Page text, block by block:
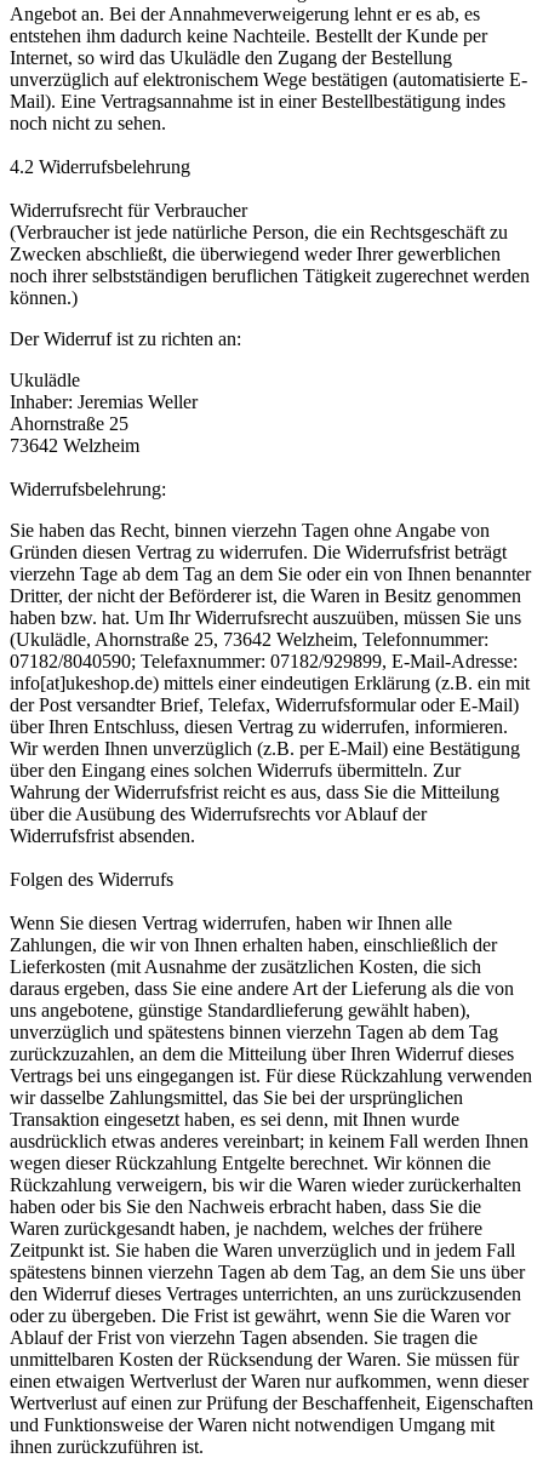
Angebot an. Bei der Annahmeverweigerung lehnt er es ab, es
entstehen ihm dadurch keine Nachteile. Bestellt der Kunde per
Internet, so wird das Ukulädle den Zugang der Bestellung
unverzüglich auf elektronischem Wege bestätigen (automatisierte E-
Mail). Eine Vertragsannahme ist in einer Bestellbestätigung indes
noch nicht zu sehen.
4.2 Widerrufsbelehrung
Widerrufsrecht für Verbraucher
(Verbraucher ist jede natürliche Person, die ein Rechtsgeschäft zu
Zwecken abschließt, die überwiegend weder Ihrer gewerblichen
noch ihrer selbstständigen beruflichen Tätigkeit zugerechnet werden
können.)
Der Widerruf ist zu richten an:
Ukulädle
Inhaber: Jeremias Weller
Ahornstraße 25
73642 Welzheim
Widerrufsbelehrung:
Sie haben das Recht, binnen vierzehn Tagen ohne Angabe von
Gründen diesen Vertrag zu widerrufen. Die Widerrufsfrist beträgt
vierzehn Tage ab dem Tag an dem Sie oder ein von Ihnen benannter
Dritter, der nicht der Beförderer ist, die Waren in Besitz genommen
haben bzw. hat. Um Ihr Widerrufsrecht auszuüben, müssen Sie uns
(Ukulädle, Ahornstraße 25, 73642 Welzheim, Telefonnummer:
07182/8040590; Telefaxnummer: 07182/929899, E-Mail-Adresse:
info[at]ukeshop.de) mittels einer eindeutigen Erklärung (z.B. ein mit
der Post versandter Brief, Telefax, Widerrufsformular oder E-Mail)
über Ihren Entschluss, diesen Vertrag zu widerrufen, informieren.
Wir werden Ihnen unverzüglich (z.B. per E-Mail) eine Bestätigung
über den Eingang eines solchen Widerrufs übermitteln. Zur
Wahrung der Widerrufsfrist reicht es aus, dass Sie die Mitteilung
über die Ausübung des Widerrufsrechts vor Ablauf der
Widerrufsfrist absenden.
Folgen des Widerrufs
Wenn Sie diesen Vertrag widerrufen, haben wir Ihnen alle
Zahlungen, die wir von Ihnen erhalten haben, einschließlich der
Lieferkosten (mit Ausnahme der zusätzlichen Kosten, die sich
daraus ergeben, dass Sie eine andere Art der Lieferung als die von
uns angebotene, günstige Standardlieferung gewählt haben),
unverzüglich und spätestens binnen vierzehn Tagen ab dem Tag
zurückzuzahlen, an dem die Mitteilung über Ihren Widerruf dieses
Vertrags bei uns eingegangen ist. Für diese Rückzahlung verwenden
wir dasselbe Zahlungsmittel, das Sie bei der ursprünglichen
Transaktion eingesetzt haben, es sei denn, mit Ihnen wurde
ausdrücklich etwas anderes vereinbart; in keinem Fall werden Ihnen
wegen dieser Rückzahlung Entgelte berechnet. Wir können die
Rückzahlung verweigern, bis wir die Waren wieder zurückerhalten
haben oder bis Sie den Nachweis erbracht haben, dass Sie die
Waren zurückgesandt haben, je nachdem, welches der frühere
Zeitpunkt ist. Sie haben die Waren unverzüglich und in jedem Fall
spätestens binnen vierzehn Tagen ab dem Tag, an dem Sie uns über
den Widerruf dieses Vertrages unterrichten, an uns zurückzusenden
oder zu übergeben. Die Frist ist gewährt, wenn Sie die Waren vor
Ablauf der Frist von vierzehn Tagen absenden. Sie tragen die
unmittelbaren Kosten der Rücksendung der Waren. Sie müssen für
einen etwaigen Wertverlust der Waren nur aufkommen, wenn dieser
Wertverlust auf einen zur Prüfung der Beschaffenheit, Eigenschaften
und Funktionsweise der Waren nicht notwendigen Umgang mit
ihnen zurückzuführen ist.